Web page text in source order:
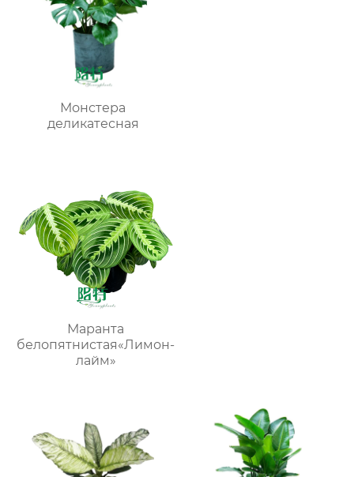
Монстера
деликатесная
Маранта
белопятнистая«Лимон-
лайм»